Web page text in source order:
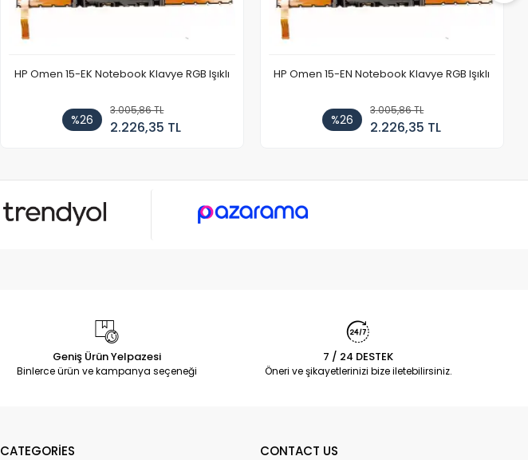
HP Omen 15-EK Notebook Klavye RGB Işıklı
%26
3.005,86 TL
2.226,35 TL
HP Omen 15-EN Notebook Klavye RGB Işıklı
%26
3.005,86 TL
2.226,35 TL
Geniş Ürün Yelpazesi
Binlerce ürün ve kampanya seçeneği
7 / 24 DESTEK
Öneri ve şikayetlerinizi bize iletebilirsiniz.
CATEGORİES CONTACT US